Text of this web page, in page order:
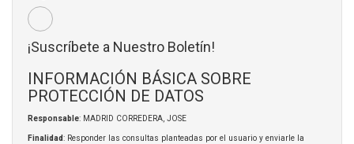
¡Suscríbete a Nuestro Boletín!
INFORMACIÓN BÁSICA SOBRE
PROTECCIÓN DE DATOS
Responsable: MADRID CORREDERA, JOSE
Finalidad: Responder las consultas planteadas por el usuario y enviarle la